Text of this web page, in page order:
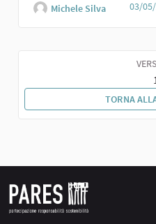
Michele Silva 03/
1
TORNA